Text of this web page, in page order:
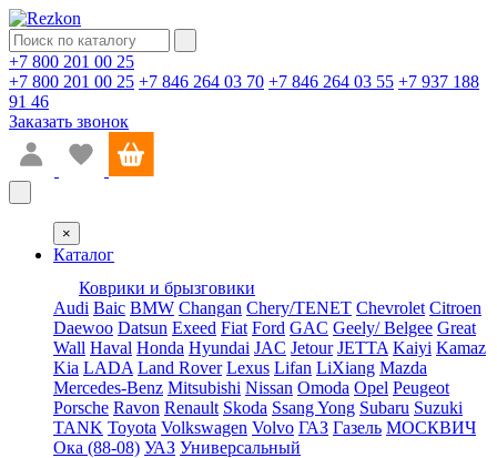
+7 800 201 00 25
+7 800 201 00 25 +7 846 264 03 70 +7 846 264 03 55 +7 937 188
91 46
Заказать звонок
×
Каталог
Коврики и брызговики
Audi Baic BMW Changan Chery/TENET Chevrolet Citroen
Daewoo Datsun Exeed Fiat Ford GAC Geely/ Belgee Great
Wall Haval Honda Hyundai JAC Jetour JETTA Kaiyi Kamaz
Kia LADA Land Rover Lexus Lifan LiXiang Mazda
Mercedes-Benz Mitsubishi Nissan Omoda Opel Peugeot
Porsche Ravon Renault Skoda Ssang Yong Subaru Suzuki
TANK Toyota Volkswagen Volvo ГАЗ Газель МОСКВИЧ
Ока (88-08) УАЗ Универсальный